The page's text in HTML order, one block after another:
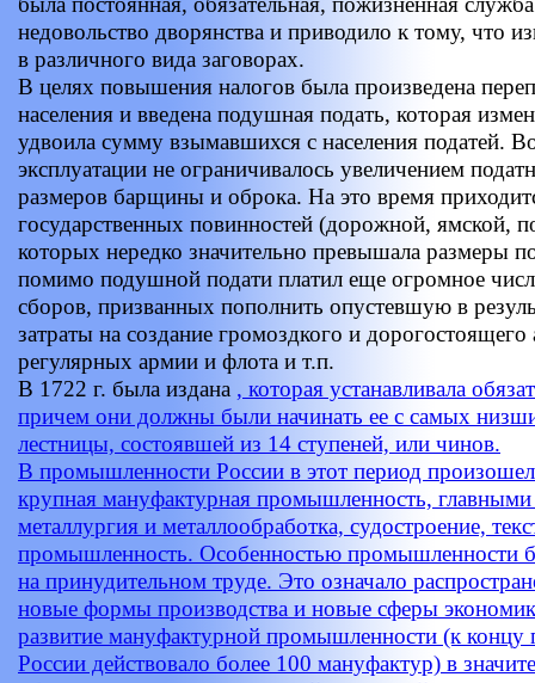
недовольство дворянства и приводило к тому, что
в различного вида заговорах.
В целях повышения налогов была произведена
населения и введена подушная подать, которая
удвоила сумму взымавшихся с населения податей.
эксплуатации не ограничивалось увеличением
размеров барщины и оброка. На это время
государственных повинностей (дорожной, ямской,
которых нередко значительно превышала размеры
помимо подушной подати платил еще огромное
сборов, призванных пополнить опустевшую в
затраты на создание громоздкого и дорогостоящего
регулярных армии и флота и т.п.
В 1722 г. была издана , которая устанавливала
причем они должны были начинать ее с самых
лестницы, состоявшей из 14 ступеней, или чинов.
В промышленности России в этот период
крупная мануфактурная промышленность, главными
металлургия и металлообработка, судостроение,
промышленность. Особенностью промышленности
на принудительном труде. Это означало
новые формы производства и новые сферы
развитие мануфактурной промышленности (к концу
России действовало более 100 мануфактур) в